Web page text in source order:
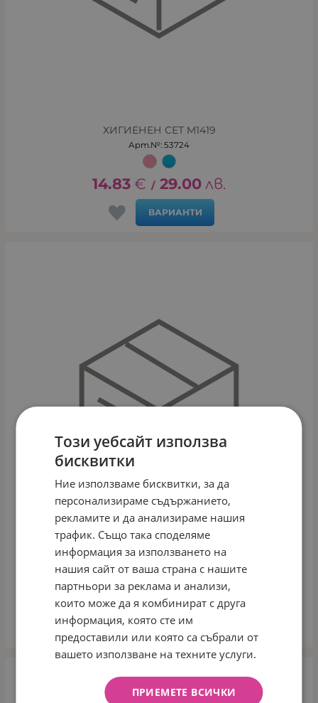
ХИГИЕНЕН СЕТ M1419
Арт.№: 53724
14.83 € / 29.00 лв.
ВАРИАНТИ
ГРЕБЕН И ЧЕТКА C2000 СИН
2.76 € / 5.40 лв.
Този уебсайт използва
бисквитки
Ние използваме бисквитки, за да
персонализираме съдържанието,
рекламите и да анализираме нашия
трафик. Също така споделяме
информация за използването на
нашия сайт от ваша страна с нашите
партньори за реклама и анализи,
които може да я комбинират с друга
информация, която сте им
предоставили или която са събрали от
вашето използване на техните услуги.
ПРИЕМЕТЕ ВСИЧКИ